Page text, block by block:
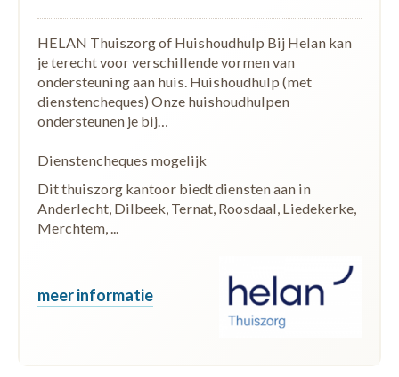
HELAN Thuiszorg of Huishoudhulp Bij Helan kan
je terecht voor verschillende vormen van
ondersteuning aan huis. Huishoudhulp (met
dienstencheques) Onze huishoudhulpen
ondersteunen je bij…
Dienstencheques mogelijk
Dit thuiszorg kantoor biedt diensten aan in
Anderlecht, Dilbeek, Ternat, Roosdaal, Liedekerke,
Merchtem, ...
meer informatie